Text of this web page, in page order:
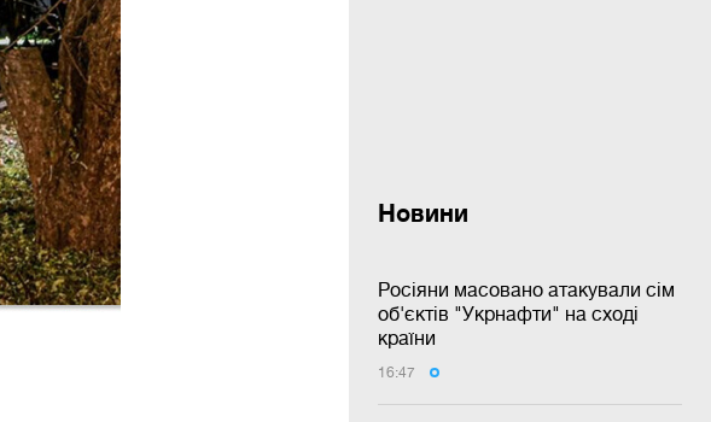
Новини
Росіяни масовано атакували сім
об'єктів "Укрнафти" на сході
країни
16:47